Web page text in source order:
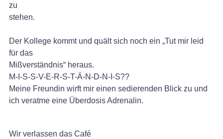
zu
stehen.
Der Kollege kommt und quält sich noch ein „Tut mir leid
für das
Mißverständnis“ heraus.
M-I-S-S-V-E-R-S-T-Ä-N-D-N-I-S??
Meine Freundin wirft mir einen sedierenden Blick zu und
ich veratme eine Überdosis Adrenalin.
Wir verlassen das Café